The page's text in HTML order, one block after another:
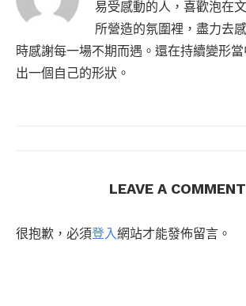
易受感動的人，喜歡泡在
所營造的氛圍裡，盡力去
時感謝每一場不期而遇。還在持續變形
出一個自己的形狀。
LEAVE A COMMENT
很抱歉，必須登入網站才能發佈留言。